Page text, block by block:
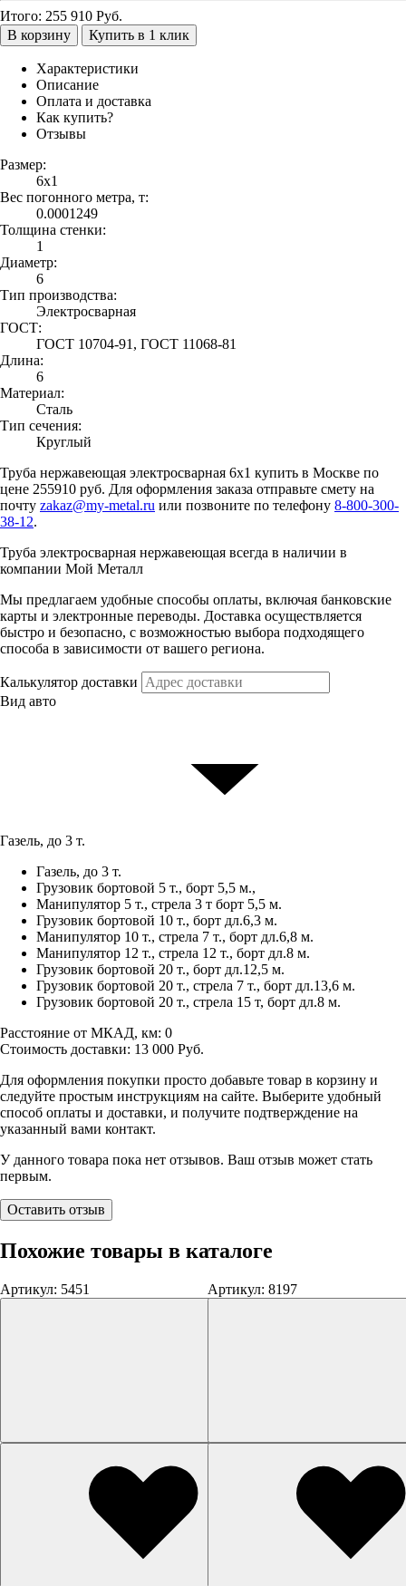
Итого: 255 910 Руб.
В корзину
Купить в 1 клик
Характеристики
Описание
Оплата и доставка
Как купить?
Отзывы
Размер:
6х1
Вес погонного метра, т:
0.0001249
Толщина стенки:
1
Диаметр:
6
Тип производства:
Электросварная
ГОСТ:
ГОСТ 10704-91, ГОСТ 11068-81
Длина:
6
Материал:
Сталь
Тип сечения:
Круглый
Труба нержавеющая электросварная 6х1 купить в Москве по
цене 255910 руб. Для оформления заказа отправьте смету на
почту zakaz@my-metal.ru или позвоните по телефону 8-800-300-
38-12.
Труба электросварная нержавеющая всегда в наличии в
компании Мой Металл
Мы предлагаем удобные способы оплаты, включая банковские
карты и электронные переводы. Доставка осуществляется
быстро и безопасно, с возможностью выбора подходящего
способа в зависимости от вашего региона.
Калькулятор доставки
Вид авто
Газель, до 3 т.
Газель, до 3 т.
Грузовик бортовой 5 т., борт 5,5 м.,
Манипулятор 5 т., стрела 3 т борт 5,5 м.
Грузовик бортовой 10 т., борт дл.6,3 м.
Манипулятор 10 т., стрела 7 т., борт дл.6,8 м.
Манипулятор 12 т., стрела 12 т., борт дл.8 м.
Грузовик бортовой 20 т., борт дл.12,5 м.
Грузовик бортовой 20 т., стрела 7 т., борт дл.13,6 м.
Грузовик бортовой 20 т., стрела 15 т, борт дл.8 м.
Расстояние от МКАД, км: 0
Стоимость доставки: 13 000 Руб.
Для оформления покупки просто добавьте товар в корзину и
следуйте простым инструкциям на сайте. Выберите удобный
способ оплаты и доставки, и получите подтверждение на
указанный вами контакт.
У данного товара пока нет отзывов. Ваш отзыв может стать
первым.
Оставить отзыв
Похожие товары в каталоге
Артикул: 5451 Артикул: 8197